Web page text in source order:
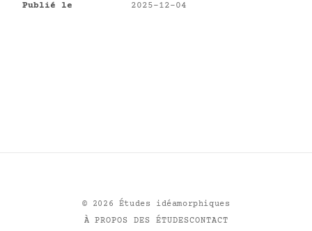
Publié le
2025-12-04
© 2026 Études idéamorphiques
À PROPOS DES ÉTUDESCONTACT